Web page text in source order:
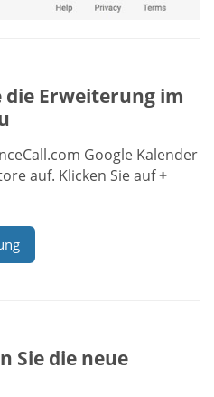
die Erweiterung im
Google Kalender
auf. Klicken Sie auf+
Sie die neue